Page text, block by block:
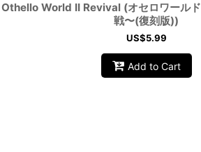
Othello World II Revival (オセロワール
戦〜(復刻版))
US$5.99
Add to Cart